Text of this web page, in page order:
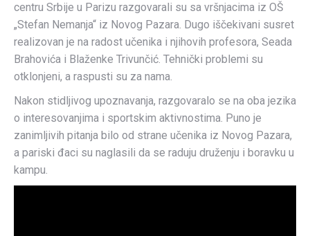
centru Srbije u Parizu razgovarali su sa vršnjacima iz OŠ
„Stefan Nemanja“ iz Novog Pazara. Dugo iščekivani susret
realizovan je na radost učenika i njihovih profesora, Seada
Brahovića i Blaženke Trivunčić. Tehnički problemi su
otklonjeni, a raspusti su za nama.
Nakon stidljivog upoznavanja, razgovaralo se na oba jezika
o interesovanjima i sportskim aktivnostima. Puno je
zanimljivih pitanja bilo od strane učenika iz Novog Pazara,
a pariski đaci su naglasili da se raduju druženju i boravku u
kampu.